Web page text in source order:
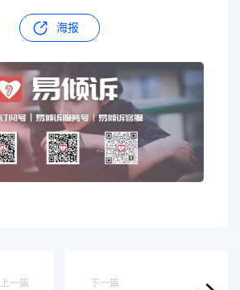
海报
上一篇 下一篇